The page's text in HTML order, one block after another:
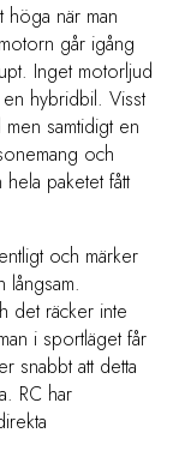
när man
går igång
Inget motorljud
hybridbil. Visst
samtidigt en
och
paketet fått
och märker
långsam.
det räcker inte
i sportläget får
snabbt att detta
RC har